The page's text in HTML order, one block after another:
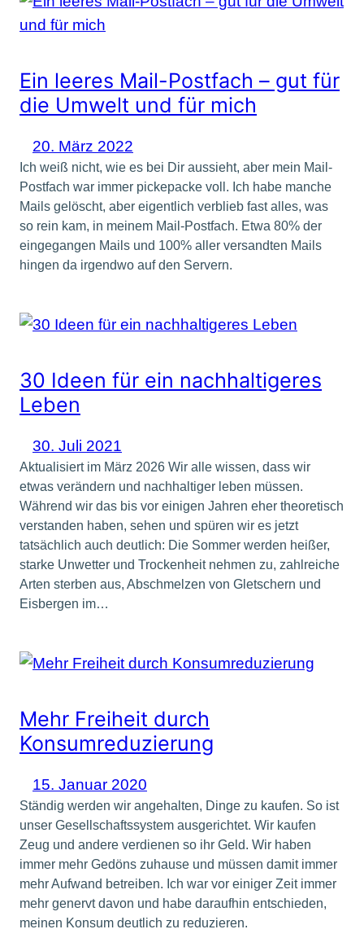
Ein leeres Mail-Postfach – gut für
die Umwelt und für mich
20. März 2022
Ich weiß nicht, wie es bei Dir aussieht, aber mein Mail-
Postfach war immer pickepacke voll. Ich habe manche
Mails gelöscht, aber eigentlich verblieb fast alles, was
so rein kam, in meinem Mail-Postfach. Etwa 80% der
eingegangen Mails und 100% aller versandten Mails
hingen da irgendwo auf den Servern.
30 Ideen für ein nachhaltigeres
Leben
30. Juli 2021
Aktualisiert im März 2026 Wir alle wissen, dass wir
etwas verändern und nachhaltiger leben müssen.
Während wir das bis vor einigen Jahren eher theoretisch
verstanden haben, sehen und spüren wir es jetzt
tatsächlich auch deutlich: Die Sommer werden heißer,
starke Unwetter und Trockenheit nehmen zu, zahlreiche
Arten sterben aus, Abschmelzen von Gletschern und
Eisbergen im…
Mehr Freiheit durch
Konsumreduzierung
15. Januar 2020
Ständig werden wir angehalten, Dinge zu kaufen. So ist
unser Gesellschaftssystem ausgerichtet. Wir kaufen
Zeug und andere verdienen so ihr Geld. Wir haben
immer mehr Gedöns zuhause und müssen damit immer
mehr Aufwand betreiben. Ich war vor einiger Zeit immer
mehr genervt davon und habe daraufhin entschieden,
meinen Konsum deutlich zu reduzieren.